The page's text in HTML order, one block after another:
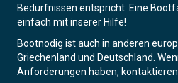
Bedürfnissen entspricht. Eine
einfach mit inserer Hilfe!
Bootnodig ist auch in anderen
Griechenland und Deutschland.
Anforderungen haben, kontaktieren